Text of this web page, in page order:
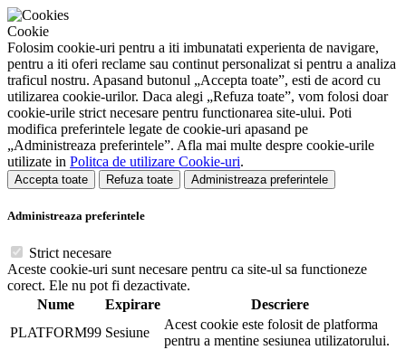
Cookie
Folosim cookie-uri pentru a iti imbunatati experienta de navigare,
pentru a iti oferi reclame sau continut personalizat si pentru a analiza
traficul nostru. Apasand butonul „Accepta toate”, esti de acord cu
utilizarea cookie-urilor. Daca alegi „Refuza toate”, vom folosi doar
cookie-urile strict necesare pentru functionarea site-ului. Poti
modifica preferintele legate de cookie-uri apasand pe
„Administreaza preferintele”. Afla mai multe despre cookie-urile
utilizate in Politca de utilizare Cookie-uri.
Accepta toate Refuza toate Administreaza preferintele
Administreaza preferintele
Strict necesare
Aceste cookie-uri sunt necesare pentru ca site-ul sa functioneze
corect. Ele nu pot fi dezactivate.
Nume
Expirare
Descriere
PLATFORM99 Sesiune
Acest cookie este folosit de platforma
pentru a mentine sesiunea utilizatorului.